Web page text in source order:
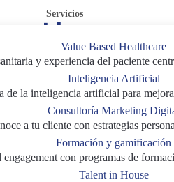
Servicios
Value Based Healthcare
y experiencia del paciente
Inteligencia Artificial
de la inteligencia artificial para
Consultoría Marketing
a tu cliente con estrategias
Formación y gamificación
con programas de
Talent in House
exitosa con el objetivo
usuarios, mejorando la
contenido: